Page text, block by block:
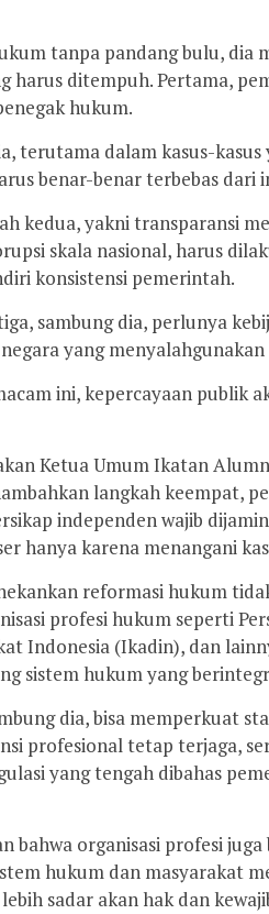
tanpa pandang bulu, dia
harus ditempuh. Pertama,
hukum.
terutama dalam kasus-
benar-benar terbebas dari
kedua, yakni transparansi
skala nasional, harus
konsistensi pemerintah.
sambung dia, perlunya
yang menyalahgunakan
ini, kepercayaan publik
Ketua Umum Ikatan
langkah keempat,
independen wajib
hanya karena menangani
reformasi hukum
profesi hukum seperti
Indonesia (Ikadin), dan
sistem hukum yang
dia, bisa memperkuat
profesional tetap terjaga,
yang tengah dibahas
bahwa organisasi profesi juga
hukum dan masyarakat
sadar akan hak dan